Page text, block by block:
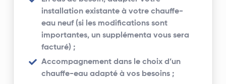
installation existante à votre chauffe-
eau neuf (si les modifications sont
importantes, un supplémenta vous sera
facturé) ;
Accompagnement dans le choix d’un
chauffe-eau adapté à vos besoins ;